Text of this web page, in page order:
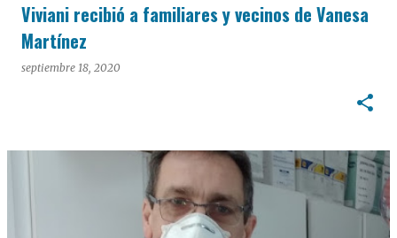
Viviani recibió a familiares y vecinos de Vanesa
Martínez
septiembre 18, 2020